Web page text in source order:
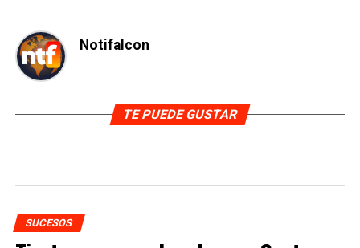
Notifalcon
TE PUEDE GUSTAR
SUCESOS